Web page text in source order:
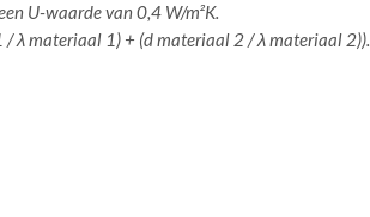
U-waarde van 0,4 W/m²K.
/ λ materiaal 1) + (d materiaal 2 / λ materiaal 2)).